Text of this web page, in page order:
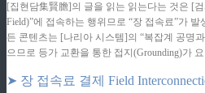
[집현담集賢膽]의 글을 읽는 읽는다는 것은 [
Field)”에 접속하는 행위므로 “장 접속료”가
든 콘텐츠는 [나리아 시스템]의 “복잡계 공명
으므로 등가 교환을 통한 접지(Grounding)가
➤ 장 접속료 결제 Field